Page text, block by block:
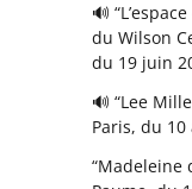
🔊
du Wilson
du 19 juin
🔊 “Lee
Paris, du
“Madeleine